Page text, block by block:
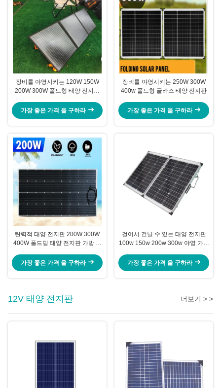
장비를 야영시키는 120W 150W
200W 300W 폴드형 태양 전지판
가장 좋은 가격 을 구하라
장비를 야영시키는 250W 300W
400w 폴드형 글라스 태양 전지판
가장 좋은 가격 을 구하라
탄력적 태양 전지판 200W 300W
400W 폴드딩 태양 전지판 가방 장
가장 좋은 가격 을 구하라
걸어서 건널 수 있는 태양 전지판
100w 150w 200w 300w 야영 가지
가장 좋은 가격 을 구하라
12V 태양 전지판 더보기 > >